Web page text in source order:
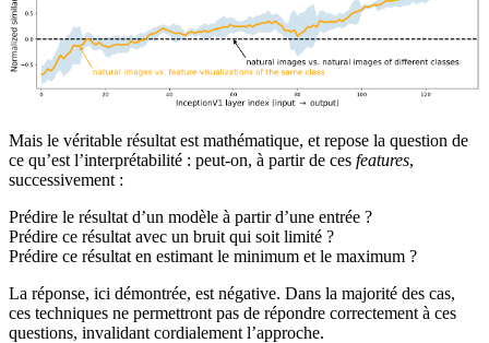
Mais le véritable résultat est mathématique, et repose la question de
ce qu’est l’interprétabilité : peut-on, à partir de ces features,
successivement :
Prédire le résultat d’un modèle à partir d’une entrée ?
Prédire ce résultat avec un bruit qui soit limité ?
Prédire ce résultat en estimant le minimum et le maximum ?
La réponse, ici démontrée, est négative. Dans la majorité des cas,
ces techniques ne permettront pas de répondre correctement à ces
questions, invalidant cordialement l’approche.